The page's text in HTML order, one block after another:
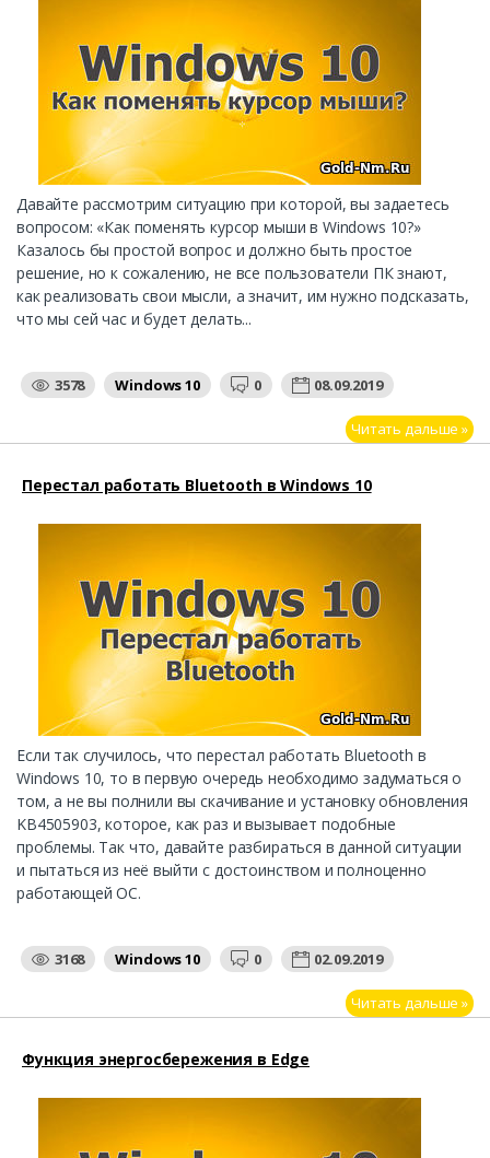
Давайте рассмотрим ситуацию при которой, вы задаетесь
вопросом: «Как поменять курсор мыши в Windows 10?»
Казалось бы простой вопрос и должно быть простое
решение, но к сожалению, не все пользователи ПК знают,
как реализовать свои мысли, а значит, им нужно подсказать,
что мы сей час и будет делать...
3578 Windows 10 0 08.09.2019
Читать дальше »
Перестал работать Bluetooth в Windows 10
Если так случилось, что перестал работать Bluetooth в
Windows 10, то в первую очередь необходимо задуматься о
том, а не вы полнили вы скачивание и установку обновления
KB4505903, которое, как раз и вызывает подобные
проблемы. Так что, давайте разбираться в данной ситуации
и пытаться из неё выйти с достоинством и полноценно
работающей ОС.
3168 Windows 10 0 02.09.2019
Читать дальше »
Функция энергосбережения в Edge